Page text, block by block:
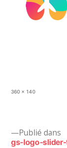
Taille
360 × 140
Publié dans
gs-logo-